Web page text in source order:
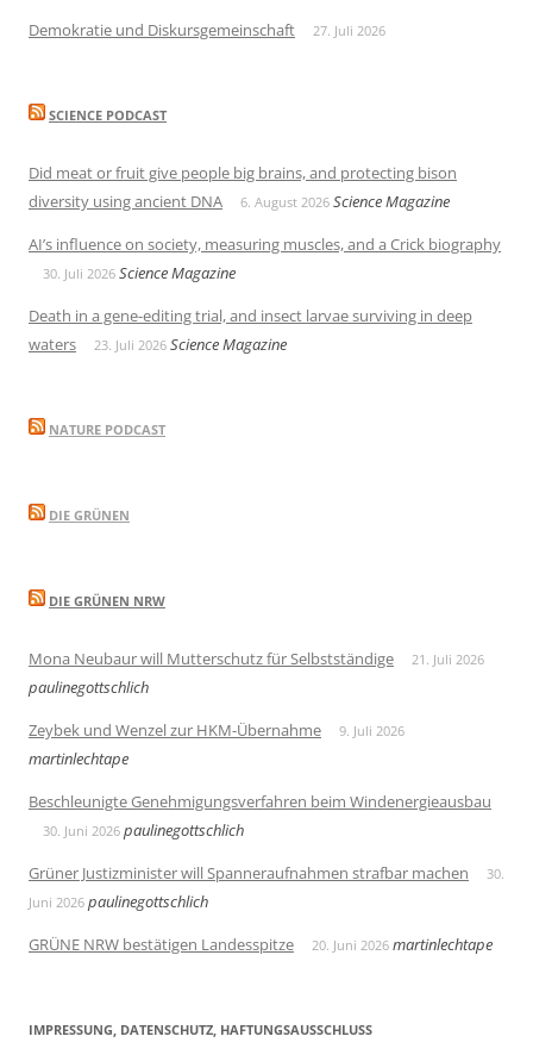
Demokratie und Diskursgemeinschaft 27. Juli 2026
SCIENCE PODCAST
Did meat or fruit give people big brains, and protecting bison
diversity using ancient DNA
6. August 2026 Science Magazine
AI’s influence on society, measuring muscles, and a Crick biography
30. Juli 2026 Science Magazine
Death in a gene-editing trial, and insect larvae surviving in deep
waters
23. Juli 2026 Science Magazine
NATURE PODCAST
DIE GRÜNEN
DIE GRÜNEN NRW
Mona Neubaur will Mutterschutz für Selbstständige 21. Juli 2026
paulinegottschlich
Zeybek und Wenzel zur HKM-Übernahme
9. Juli 2026
martinlechtape
Beschleunigte Genehmigungsverfahren beim Windenergieausbau
30. Juni 2026 paulinegottschlich
Grüner Justizminister will Spanneraufnahmen strafbar machen
30.
Juni 2026 paulinegottschlich
GRÜNE NRW bestätigen Landesspitze
20. Juni 2026 martinlechtape
IMPRESSUNG, DATENSCHUTZ, HAFTUNGSAUSSCHLUSS